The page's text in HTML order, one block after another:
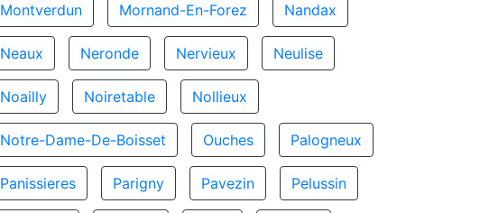
Montverdun Mornand-En-Forez Nandax
Neaux Neronde Nervieux Neulise
Noailly Noiretable Nollieux
Notre-Dame-De-Boisset Ouches Palogneux
Panissieres Parigny Pavezin Pelussin